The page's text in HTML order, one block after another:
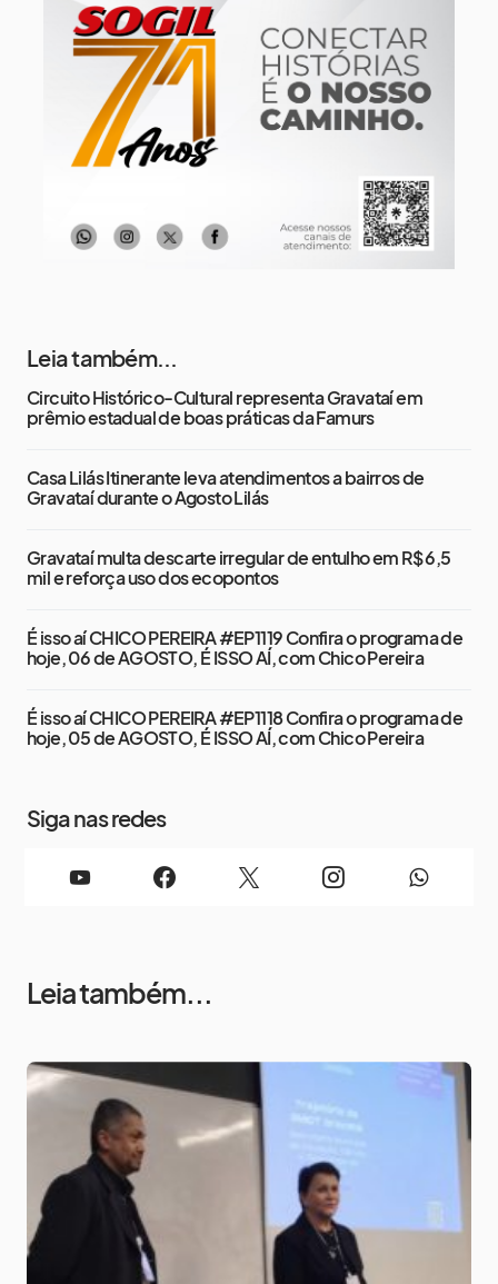
12 de agosto
Quarta-Feira 13° 12°
13 de agosto
Quinta-Feira 16° 13°
Leia também...
Circuito Histórico-Cultural representa Gravataí em
prêmio estadual de boas práticas da Famurs
Casa Lilás Itinerante leva atendimentos a bairros de
Gravataí durante o Agosto Lilás
Gravataí multa descarte irregular de entulho em R$ 6,5
mil e reforça uso dos ecopontos
É isso aí CHICO PEREIRA #EP1119 Confira o programa de
hoje, 06 de AGOSTO, É ISSO AÍ, com Chico Pereira
É isso aí CHICO PEREIRA #EP1118 Confira o programa de
hoje, 05 de AGOSTO, É ISSO AÍ, com Chico Pereira
Siga nas redes
Leia também...